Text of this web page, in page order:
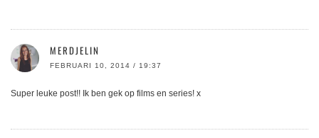
MERDJELIN
FEBRUARI 10, 2014 / 19:37
Super leuke post!! Ik ben gek op films en series! x